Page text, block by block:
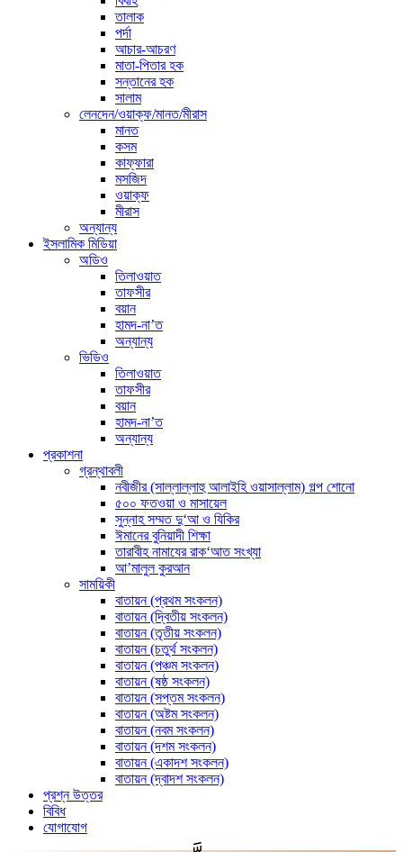
তালাক
পর্দা
আচার-আচরণ
মাতা-পিতার হক
সন্তানের হক
সালাম
লেনদেন/ওয়াক্ফ/মানত/মীরাস
মানত
কসম
কাফ্ফারা
মসজিদ
ওয়াক্ফ
মীরাস
অন্যান্য
ইসলামিক মিডিয়া
অডিও
তিলাওয়াত
তাফসীর
বয়ান
হামদ-না’ত
অন্যান্য
ভিডিও
তিলাওয়াত
তাফসীর
বয়ান
হামদ-না’ত
অন্যান্য
প্রকাশনা
গ্রন্থাবলী
নবীজীর (সাল্লাল্লাহু আলাইহি ওয়াসাল্লাম) গল্প শোনো
৫০০ ফতওয়া ও মাসায়েল
সুন্নাহ সম্মত দু‘আ ও যিকির
ঈমানের বুনিয়াদী শিক্ষা
তারাবীহ নামাযের রাক‘আত সংখ্যা
আ’মালুল কুরআন
সাময়িকী
বাতায়ন (প্রথম সংকলন)
বাতায়ন (দ্বিতীয় সংকলন)
বাতায়ন (তৃতীয় সংকলন)
বাতায়ন (চতুর্থ সংকলন)
বাতায়ন (পঞ্চম সংকলন)
বাতায়ন (ষষ্ঠ সংকলন)
বাতায়ন (সপ্তম সংকলন)
বাতায়ন (অষ্টম সংকলন)
বাতায়ন (নবম সংকলন)
বাতায়ন (দশম সংকলন)
বাতায়ন (একাদশ সংকলন)
বাতায়ন (দ্বাদশ সংকলন)
প্রশ্ন উত্তর
বিবিধ
যোগাযোগ